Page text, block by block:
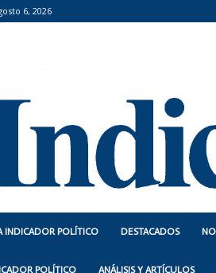
6, 2026
INDICADOR POLÍTICO DESTACADOS
POLÍTICO ANÁLISIS Y ARTÍCULOS